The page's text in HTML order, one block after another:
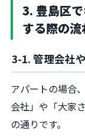
3. 豊島区
する際の流
3-1. 管理会社
アパートの場合
会社」や「大家
の通りです。